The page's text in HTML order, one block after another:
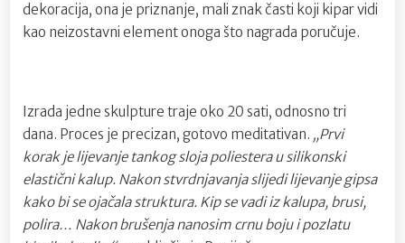
dekoracija, ona je priznanje, mali znak časti koji kipar vidi
kao neizostavni element onoga što nagrada poručuje.
Izrada jedne skulpture traje oko 20 sati, odnosno tri
dana. Proces je precizan, gotovo meditativan. „Prvi
korak je lijevanje tankog sloja poliestera u silikonski
elastični kalup. Nakon stvrdnjavanja slijedi lijevanje gipsa
kako bi se ojačala struktura. Kip se vadi iz kalupa, brusi,
polira… Nakon brušenja nanosim crnu boju i pozlatu